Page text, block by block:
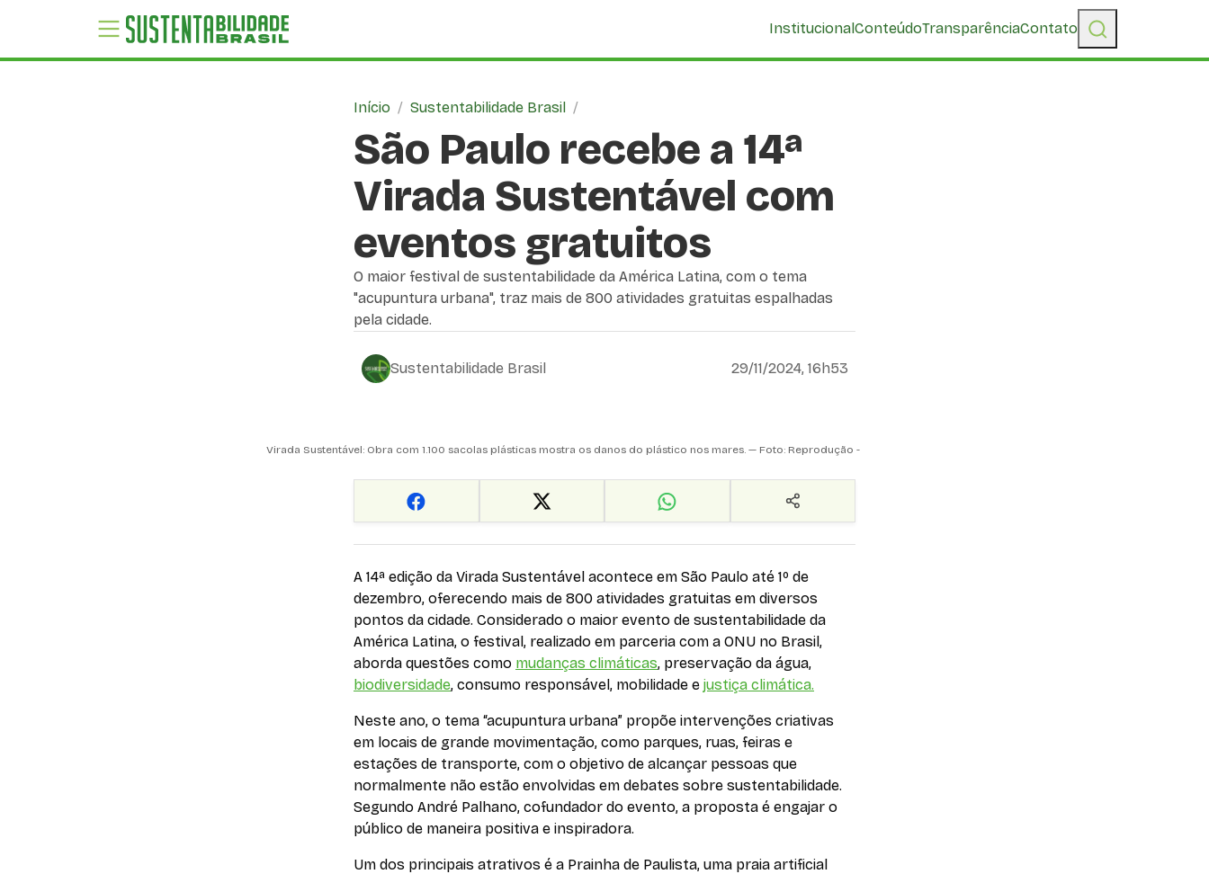
InstitucionalConteúdoTransparênciaContato
Início / Sustentabilidade Brasil /
São Paulo recebe a 14ª
Virada Sustentável com
eventos gratuitos
O maior festival de sustentabilidade da América Latina, com o tema
"acupuntura urbana", traz mais de 800 atividades gratuitas espalhadas
pela cidade.
Sustentabilidade Brasil 29/11/2024, 16h53
Virada Sustentável: Obra com 1.100 sacolas plásticas mostra os danos do plástico nos mares. — Foto: Reprodução -
A 14ª edição da Virada Sustentável acontece em São Paulo até 1º de
dezembro, oferecendo mais de 800 atividades gratuitas em diversos
pontos da cidade. Considerado o maior evento de sustentabilidade da
América Latina, o festival, realizado em parceria com a ONU no Brasil,
aborda questões como mudanças climáticas, preservação da água,
biodiversidade, consumo responsável, mobilidade e justiça climática.
Neste ano, o tema “acupuntura urbana” propõe intervenções criativas
em locais de grande movimentação, como parques, ruas, feiras e
estações de transporte, com o objetivo de alcançar pessoas que
normalmente não estão envolvidas em debates sobre sustentabilidade.
Segundo André Palhano, cofundador do evento, a proposta é engajar o
público de maneira positiva e inspiradora.
Um dos principais atrativos é a Prainha de Paulista, uma praia artificial